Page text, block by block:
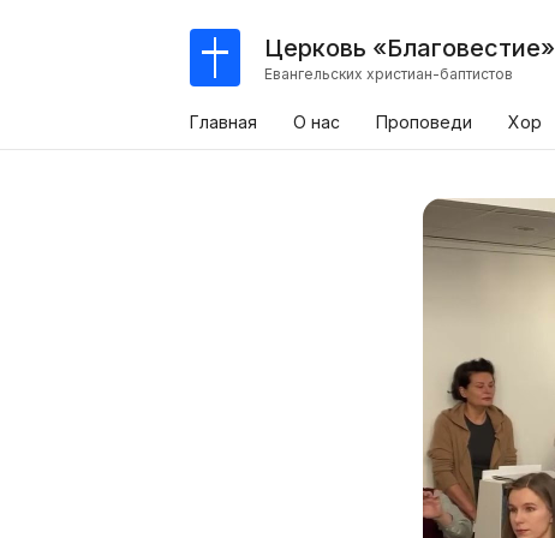
Церковь «Благовестие»
Евангельских христиан-баптистов
Главная О нас Проповеди Хор